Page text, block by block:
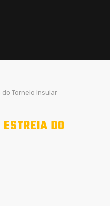
Torneio Insular
DO